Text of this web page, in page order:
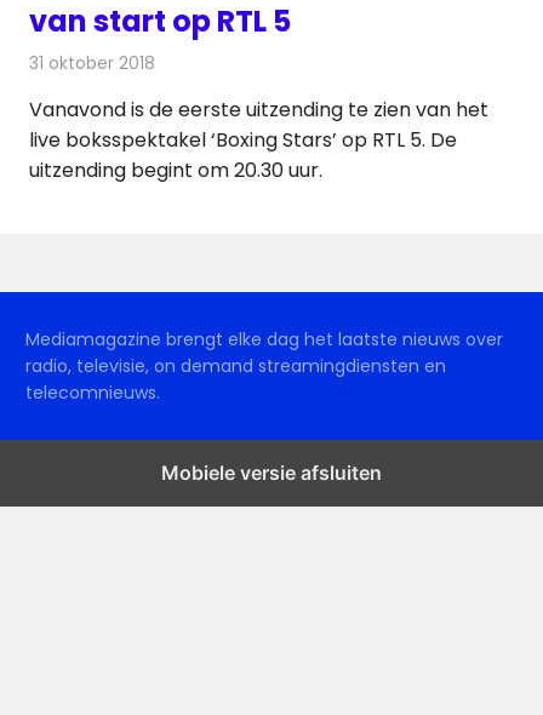
van start op RTL 5
31 oktober 2018
Vanavond is de eerste uitzending te zien van het
live boksspektakel ‘Boxing Stars’ op RTL 5. De
uitzending begint om 20.30 uur.
Mediamagazine brengt elke dag het laatste nieuws over
radio, televisie, on demand streamingdiensten en
telecomnieuws.
Mobiele versie afsluiten